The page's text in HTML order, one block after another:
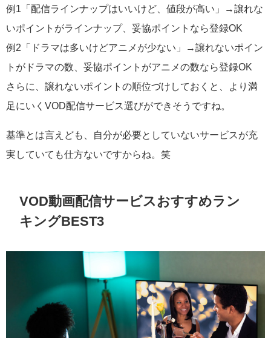
例1「配信ラインナップはいいけど、値段が高い」→譲れな
いポイントがラインナップ、妥協ポイントなら登録OK
例2「ドラマは多いけどアニメが少ない」→譲れないポイン
トがドラマの数、妥協ポイントがアニメの数なら登録OK
さらに、譲れないポイントの順位づけしておくと、より満
足にいくVOD配信サービス選びができそうですね。
基準とは言えども、自分が必要としていないサービスが充
実していても仕方ないですからね。笑
VOD動画配信サービスおすすめラン
キングBEST3